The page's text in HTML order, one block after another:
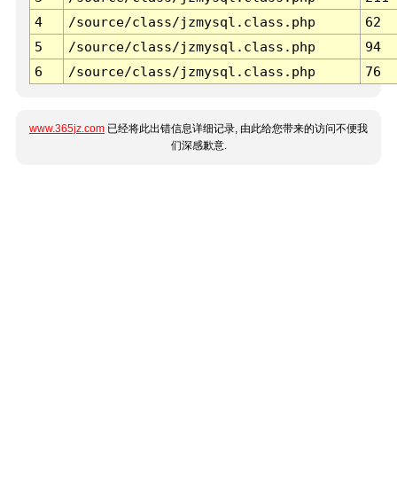
4
/source/class/jzmysql.class.php
62
5
/source/class/jzmysql.class.php
94
6
/source/class/jzmysql.class.php 76
www.365jz.com 已经将此出错信息详细记录, 由此给您带来的访问不便我
们深感歉意.